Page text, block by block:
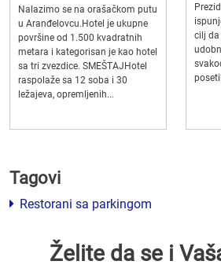
Nalazimo se na orašačkom putu
u Aranđelovcu.Hotel je ukupne
površine od 1.500 kvadratnih
metara i kategorisan je kao hotel
sa tri zvezdice. SMEŠTAJHotel
raspolaže sa 12 soba i 30
ležajeva, opremljenih...
cilj
Tagovi
Restorani sa parkingom
Želite da se i